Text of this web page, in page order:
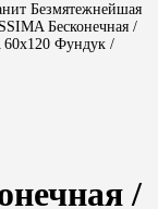
Безмятежнейшая
Бесконечная /
Фундук /
/